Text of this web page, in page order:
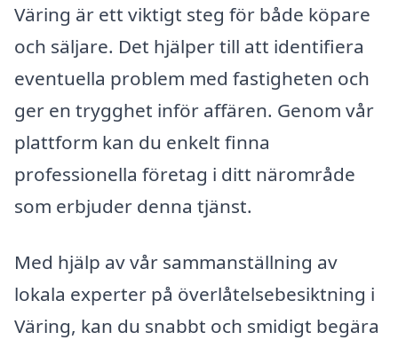
Väring är ett viktigt steg för både köpare
och säljare. Det hjälper till att identifiera
eventuella problem med fastigheten och
ger en trygghet inför affären. Genom vår
plattform kan du enkelt finna
professionella företag i ditt närområde
som erbjuder denna tjänst.
Med hjälp av vår sammanställning av
lokala experter på överlåtelsebesiktning i
Väring, kan du snabbt och smidigt begära